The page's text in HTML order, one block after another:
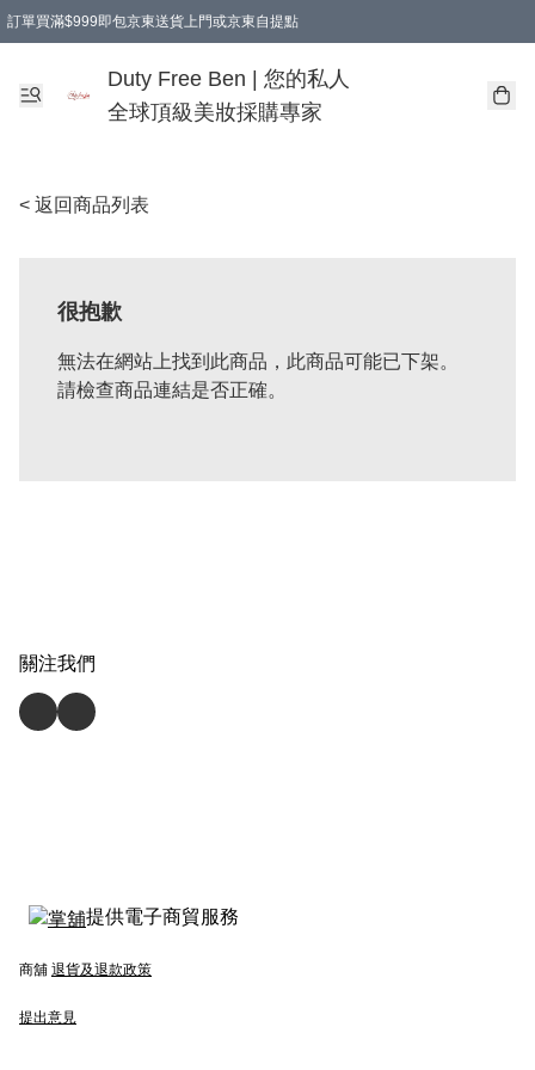
訂單買滿$999即包京東送貨上門或京東自提點
Duty Free Ben | 您的私人
全球頂級美妝採購專家
< 返回商品列表
很抱歉
無法在網站上找到此商品，此商品可能已下架。
請檢查商品連結是否正確。
關注我們
提供電子商貿服務
商舖 退貨及退款政策
提出意見